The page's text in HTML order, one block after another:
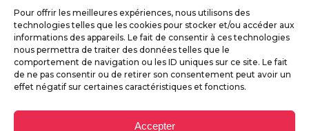
Pour offrir les meilleures expériences, nous utilisons des
technologies telles que les cookies pour stocker et/ou accéder aux
informations des appareils. Le fait de consentir à ces technologies
nous permettra de traiter des données telles que le
comportement de navigation ou les ID uniques sur ce site. Le fait
de ne pas consentir ou de retirer son consentement peut avoir un
effet négatif sur certaines caractéristiques et fonctions.
Accepter